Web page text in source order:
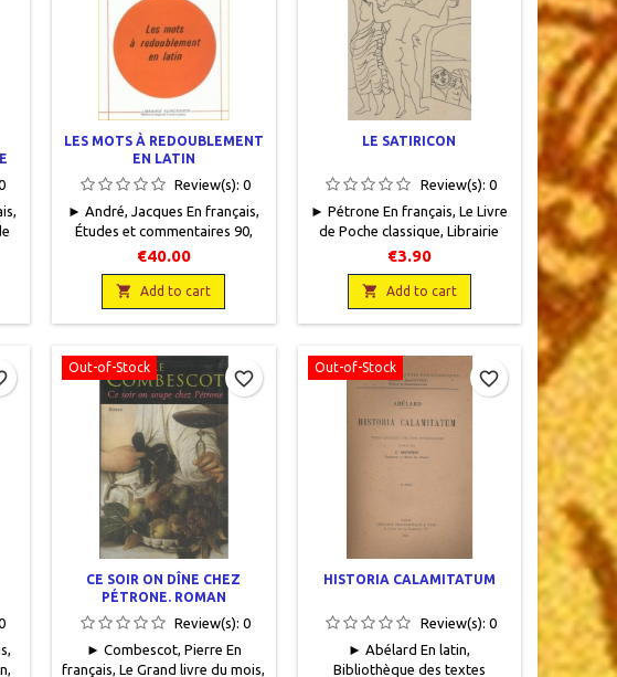
LES MOTS À REDOUBLEMENT
EN LATIN
Review(s):0
► André, Jacques En français,
Études et commentaires 90,
Librairie C. Klincksieck, 1978, 16
9782252019160
€40.00
 Add to cart
LE SATIRICON
Review(s): 0
► Pétrone En français, Le Livre
de Poche classique, Librairie
Générale Française, 1995, 11 x
occasion. Très bon état.
9782253236559
€3.90
 Add to cart
Out-of-Stock
CE SOIR ON DÎNE CHEZ
PÉTRONE. ROMAN
Review(s):0
► Combescot, Pierre En
français, Le Grand livre du mois,
favorite_border
Out-of-Stock
HISTORIA CALAMITATUM
Review(s): 0
► Abélard En latin,
Bibliothèque des textes
favorite_border